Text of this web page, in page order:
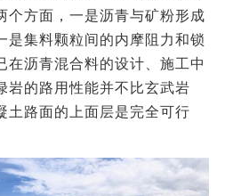
个方面，一是沥青与矿粉形成
是集料颗粒间的内摩阻力和锁
在沥青混合料的设计、施工中
岩的路用性能并不比玄武岩
土路面的上面层是完全可行